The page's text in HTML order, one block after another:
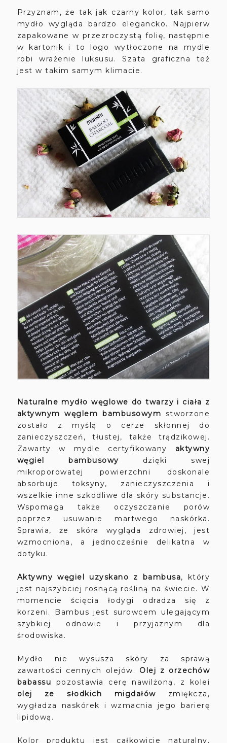
Przyznam, że tak jak czarny kolor, tak samo
mydło wygląda bardzo elegancko. Najpierw
zapakowane w przezroczystą folię, następnie
w kartonik i to logo wytłoczone na mydle
robi wrażenie luksusu. Szata graficzna też
jest w takim samym klimacie.
Naturalne mydło węglowe do twarzy i ciała z
aktywnym węglem bambusowym stworzone
zostało z myślą o cerze skłonnej do
zanieczyszczeń, tłustej, także trądzikowej.
Zawarty w mydle certyfikowany aktywny
węgiel bambusowy dzięki swej
mikroporowatej powierzchni doskonale
absorbuje toksyny, zanieczyszczenia i
wszelkie inne szkodliwe dla skóry substancje.
Wspomaga także oczyszczanie porów
poprzez usuwanie martwego naskórka.
Sprawia, że skóra wygląda zdrowiej, jest
wzmocniona, a jednocześnie delikatna w
dotyku.
Aktywny węgiel uzyskano z bambusa, który
jest najszybciej rosnącą rośliną na świecie. W
momencie ścięcia łodygi odradza się z
korzeni. Bambus jest surowcem ulegającym
szybkiej odnowie i przyjaznym dla
środowiska.
Mydło nie wysusza skóry za sprawą
zawartości cennych olejów. Olej z orzechów
babassu pozostawia cerę nawilżoną, z kolei
olej ze słodkich migdałów zmiękcza,
wygładza naskórek i wzmacnia jego barierę
lipidową.
Kolor produktu jest całkowicie naturalny,